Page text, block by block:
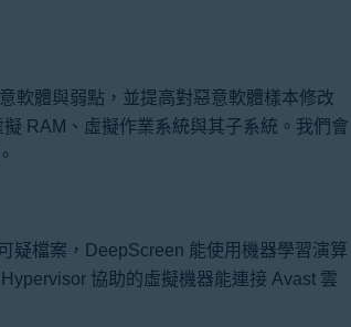
軟體與弱點，並提高對惡意軟體樣本修改
RAM、虛擬作業系統與其子系統。我們會
疑檔案，DeepScreen 能使用機器學習演算
協助的虛擬機器能連接 Avast 雲